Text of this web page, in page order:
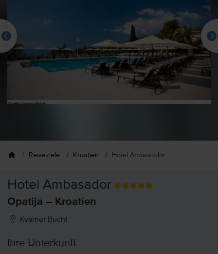
Reiseziele Kroatien Hotel Ambasador
Hotel Ambasador
Opatija – Kroatien
Kvarner Bucht
Ihre Unterkunft